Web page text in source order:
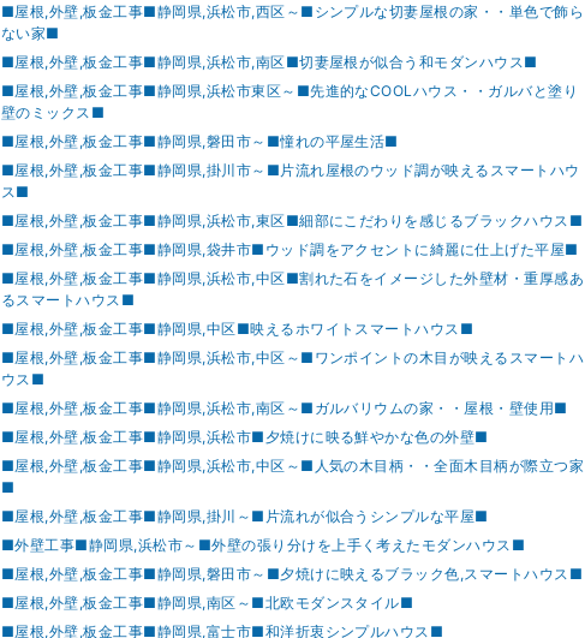
■屋根,外壁,板金工事■静岡県,浜松市,西区～■シンプルな切妻屋根の家・・単色で飾ら
ない家■
■屋根,外壁,板金工事■静岡県,浜松市,南区■切妻屋根が似合う和モダンハウス■
■屋根,外壁,板金工事■静岡県,浜松市東区～■先進的なCOOLハウス・・ガルバと塗り
壁のミックス■
■屋根,外壁,板金工事■静岡県,磐田市～■憧れの平屋生活■
■屋根,外壁,板金工事■静岡県,掛川市～■片流れ屋根のウッド調が映えるスマートハウ
ス■
■屋根,外壁,板金工事■静岡県,浜松市,東区■細部にこだわりを感じるブラックハウス■
■屋根,外壁,板金工事■静岡県,袋井市■ウッド調をアクセントに綺麗に仕上げた平屋■
■屋根,外壁,板金工事■静岡県,浜松市,中区■割れた石をイメージした外壁材・重厚感あ
るスマートハウス■
■屋根,外壁,板金工事■静岡県,中区■映えるホワイトスマートハウス■
■屋根,外壁,板金工事■静岡県,浜松市,中区～■ワンポイントの木目が映えるスマートハ
ウス■
■屋根,外壁,板金工事■静岡県,浜松市,南区～■ガルバリウムの家・・屋根・壁使用■
■屋根,外壁,板金工事■静岡県,浜松市■夕焼けに映る鮮やかな色の外壁■
■屋根,外壁,板金工事■静岡県,浜松市,中区～■人気の木目柄・・全面木目柄が際立つ家
■
■屋根,外壁,板金工事■静岡県,掛川～■片流れが似合うシンプルな平屋■
■外壁工事■静岡県,浜松市～■外壁の張り分けを上手く考えたモダンハウス■
■屋根,外壁,板金工事■静岡県,磐田市～■夕焼けに映えるブラック色,スマートハウス■
■屋根,外壁,板金工事■静岡県,南区～■北欧モダンスタイル■
■屋根,外壁,板金工事■静岡県,富士市■和洋折衷シンプルハウス■